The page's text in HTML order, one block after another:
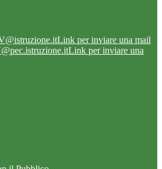
Link per inviare una mail
Link per inviare una